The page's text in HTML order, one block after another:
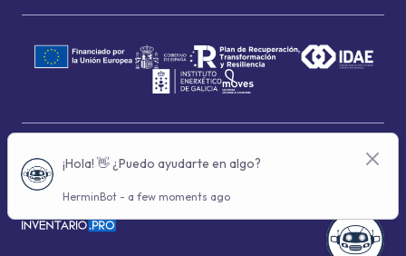
Términos de uso
Política de privacidad
Política de cookies
© 2024 Grupo Hermindo - Con la tecnología de: